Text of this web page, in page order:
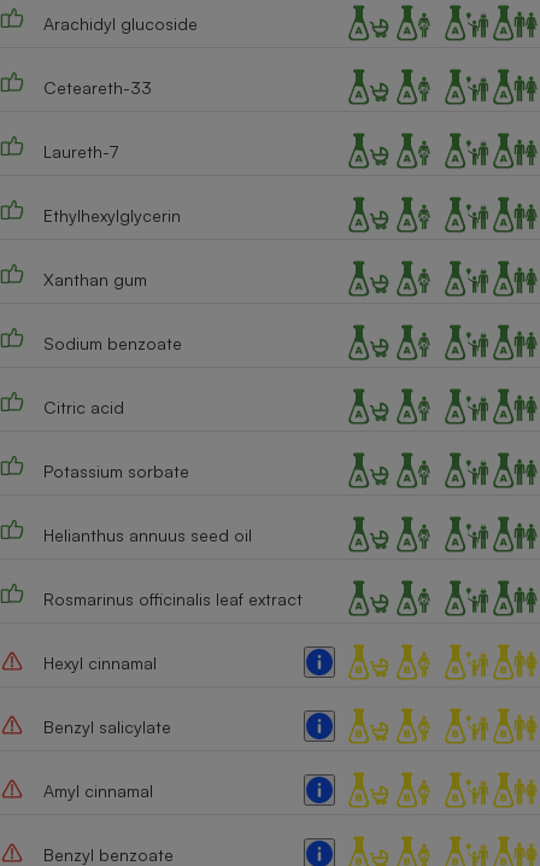
Arachidyl glucoside
Ceteareth-33
Laureth-7
Ethylhexylglycerin
Xanthan gum
Sodium benzoate
Citric acid
Potassium sorbate
Helianthus annuus seed oil
Rosmarinus officinalis leaf extract
Hexyl cinnamal
Benzyl salicylate
Amyl cinnamal
Benzyl benzoate